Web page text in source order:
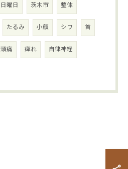
日曜日 茨木市 整体
たるみ 小顔 シワ 首
頭痛 痺れ 自律神経